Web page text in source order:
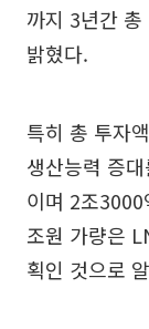
까지 3년간
밝혔다.
특히 총 투자
생산능력 증
이며 2조
조원 가량은
획인 것으로